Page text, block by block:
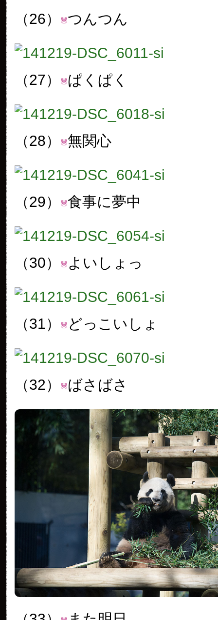
（26） つんつん
（27） ぱくぱく
（28） 無関心
（29） 食事に夢中
（30） よいしょっ
（31） どっこいしょ
（32） ばさばさ